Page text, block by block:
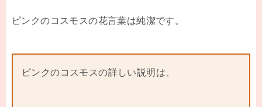
ピンクのコスモスの花言葉は純潔です。
ピンクのコスモスの詳しい説明は、